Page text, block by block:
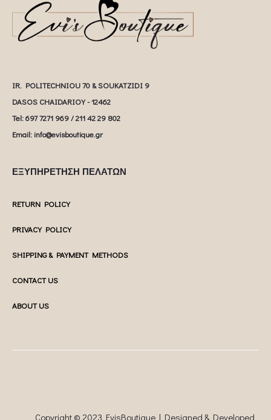
IR. POLITECHNIOU 70 & SOUKATZIDI 9
DASOS CHAIDARIOY - 12462
Tel: 697 7271 969 / 211 42 29 802
Email: info@evisboutique.gr
ΕΞΥΠΗΡΕΤΗΣΗ ΠΕΛΑΤΩΝ
RETURN POLICY
PRIVACY POLICY
SHIPPING & PAYMENT METHODS
CONTACT US
ABOUT US
Copyright © 2023 EvisBoutique | Designed & Developed